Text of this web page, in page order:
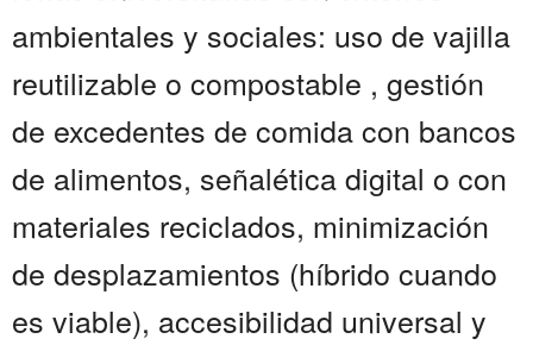
ambientales y sociales: uso de vajilla
reutilizable o compostable , gestión
de excedentes de comida con bancos
de alimentos, señalética digital o con
materiales reciclados, minimización
de desplazamientos (híbrido cuando
es viable), accesibilidad universal y